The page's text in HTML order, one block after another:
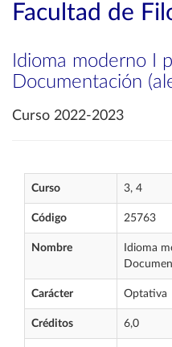
Facultad de
Idioma moderno I
Documentación
Curso 2022-2023
Curso 3, 4
Código 25763
Nombre
Idioma
Carácter Optativa
Créditos 6,0